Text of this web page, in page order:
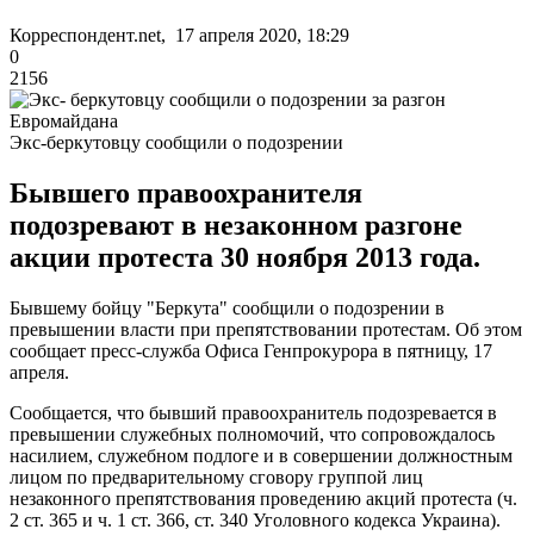
Корреспондент.net, 17 апреля 2020, 18:29
0
2156
Экс-беркутовцу сообщили о подозрении
Бывшего правоохранителя
подозревают в незаконном разгоне
акции протеста 30 ноября 2013 года.
Бывшему бойцу "Беркута" сообщили о подозрении в
превышении власти при препятствовании протестам. Об этом
сообщает пресс-служба Офиса Генпрокурора в пятницу, 17
апреля.
Сообщается, что бывший правоохранитель подозревается в
превышении служебных полномочий, что сопровождалось
насилием, служебном подлоге и в совершении должностным
лицом по предварительному сговору группой лиц
незаконного препятствования проведению акций протеста (ч.
2 ст. 365 и ч. 1 ст. 366, ст. 340 Уголовного кодекса Украина).